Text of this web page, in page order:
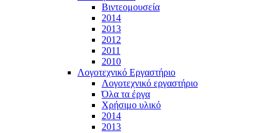
Βιντεομουσεία
2014
2013
2012
2011
2010
Λογοτεχνικό Εργαστήριο
Λογοτεχνικό εργαστήριο
Όλα τα έργα
Χρήσιμο υλικό
2014
2013